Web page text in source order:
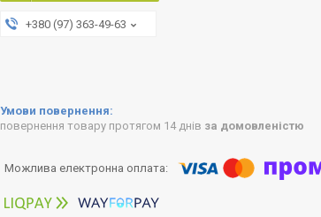
+380 (97) 363-49-63
повернення товару протягом 14 днів за домовленістю